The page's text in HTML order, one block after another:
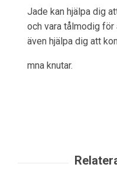
Jade kan hjälpa dig
och vara tålmodig för
även hjälpa dig att
mna knutar.